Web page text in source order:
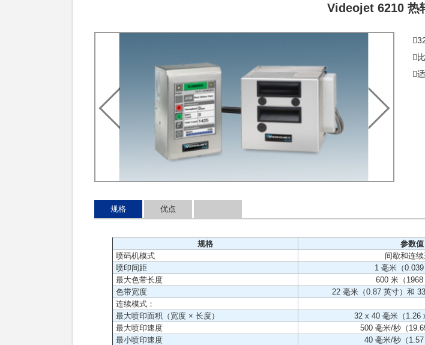
Videojet 6210 热


规格 优点
规格
参数值
喷码机模式
间歇和连
喷印间距
1 毫米（0.039
最大色带长度
600 米（1968
色带宽度
22 毫米（0.87 英寸）和
连续模式：
最大喷印面积（宽度 × 长度）
32 x 40 毫米（1.26
最大喷印速度
500 毫米/秒（
最小喷印速度
40 毫米/秒（1.57